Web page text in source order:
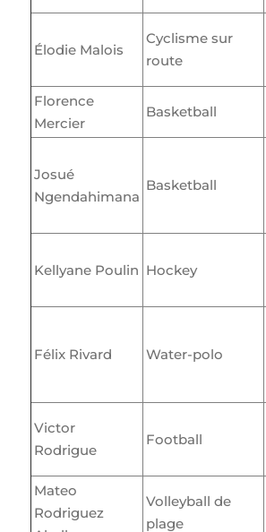
Élodie Malois
Cyclisme sur
route
Florence
Mercier
Basketball
Josué
Ngendahimana
Basketball
Kellyane Poulin Hockey
Félix Rivard Water-polo
Victor
Rodrigue
Football
Mateo
Rodriguez
Volleyball de
plage